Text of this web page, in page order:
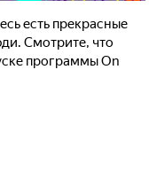
есть прекрасные
Смотрите, что
программы On